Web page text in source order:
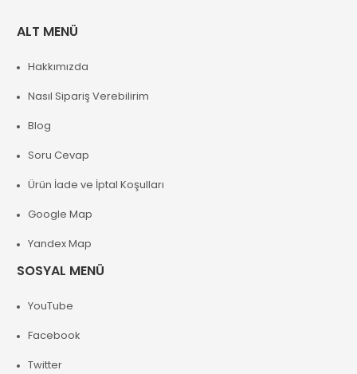
ALT MENÜ
Hakkımızda
Nasıl Sipariş Verebilirim
Blog
Soru Cevap
Ürün İade ve İptal Koşulları
Google Map
Yandex Map
SOSYAL MENÜ
YouTube
Facebook
Twitter